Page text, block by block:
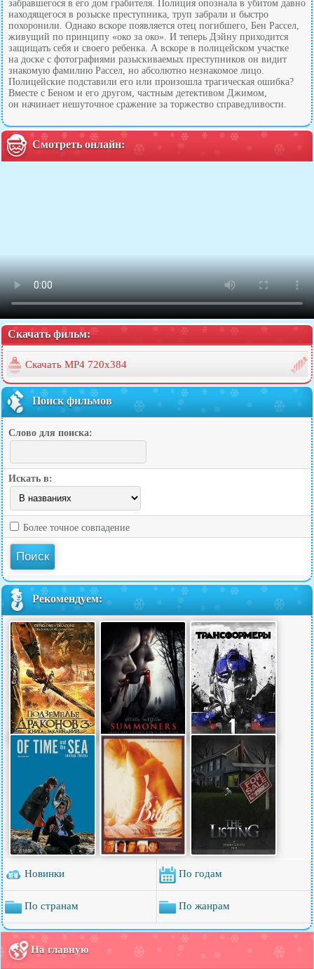
забравшегося в его дом грабителя. Полиция опознала в убитом давно
находящегося в розыске преступника, труп забрали и быстро
похоронили. Однако вскоре появляется отец погибшего, Бен Рассел,
живущий по принципу «око за око». И теперь Дэйну приходится
защищать себя и своего ребенка. А вскоре в полицейском участке
на доске с фотографиями разыскиваемых преступников он видит
знакомую фамилию Рассел, но абсолютно незнакомое лицо.
Полицейские подставили его или произошла трагическая ошибка?
Вместе с Беном и его другом, частным детективом Джимом,
он начинает нешуточное сражение за торжество справедливости.
Смотреть онлайн:
Скачать фильм:
Скачать MP4 720x384
Поиск фильмов
Слово для поиска:
Искать в:
Более точное совпадение
Рекомендуем:
Новинки По годам
По странам По жанрам
На главную